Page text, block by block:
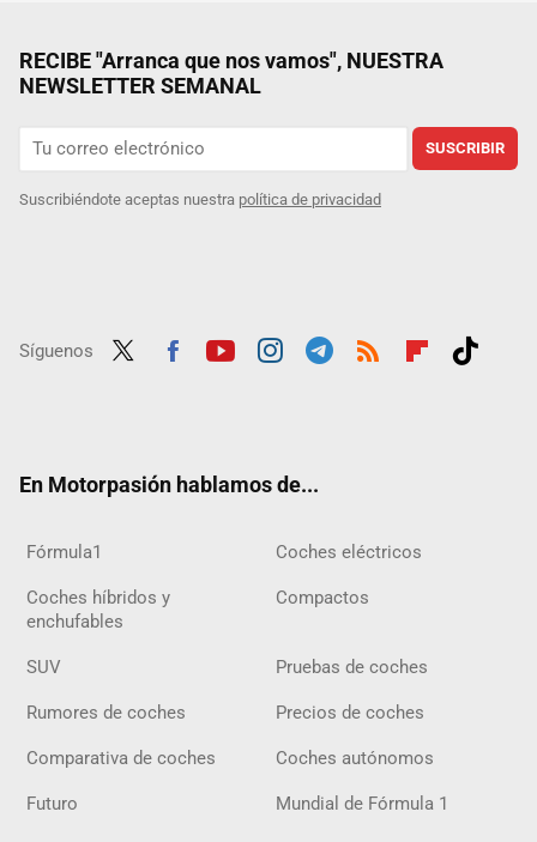
RECIBE "Arranca que nos vamos", NUESTRA
NEWSLETTER SEMANAL
SUSCRIBIR
Suscribiéndote aceptas nuestra política de privacidad
Síguenos
En Motorpasión hablamos de...
Fórmula1 Coches eléctricos
Coches híbridos y
enchufables
Compactos
SUV Pruebas de coches
Rumores de coches Precios de coches
Comparativa de coches Coches autónomos
Futuro Mundial de Fórmula 1